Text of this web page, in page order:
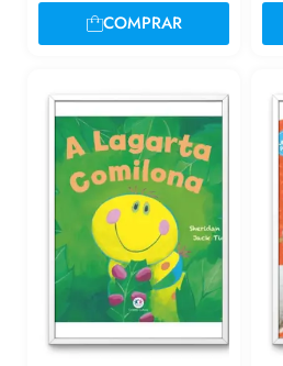
COMPRAR